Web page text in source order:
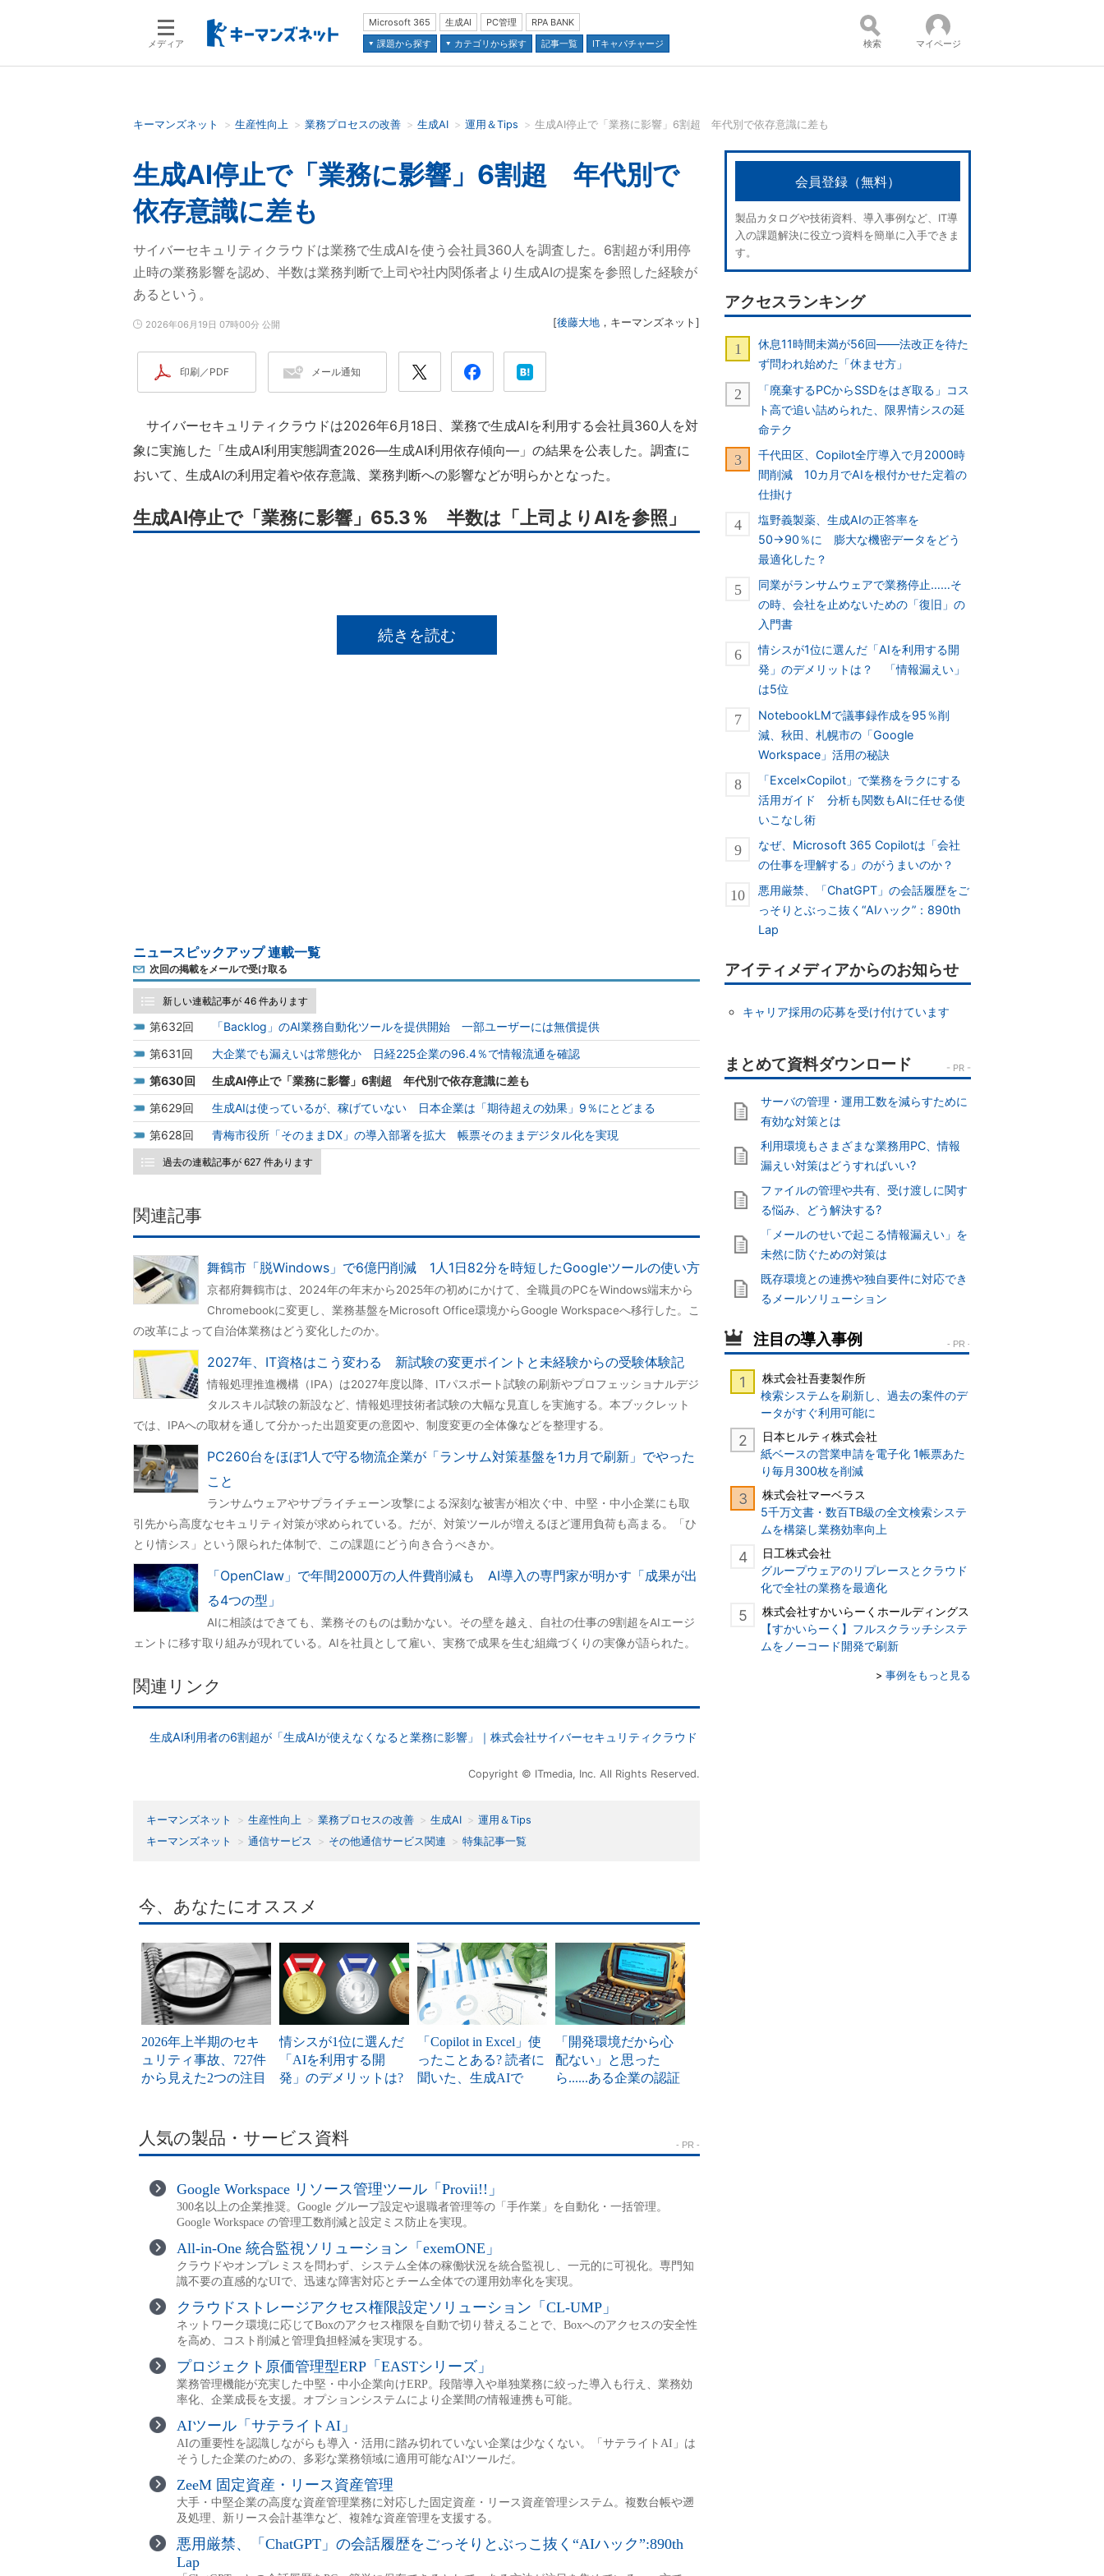
メディア
Microsoft 365 生成AI PC管理
RPA BANK
課題から探す
カテゴリから探す 記事一覧 ITキャパチャージ
検索語を入力してください コンテンツ：
並び順：
検索 マイページ
キーマンズネット 生産性向上 業務プロセスの改善 生成AI 運用＆Tips 生成AI停止で「業務に影響」6割超 年代別で依存意識に差も
生成AI停止で「業務に影響」6割超 年代別で
依存意識に差も
サイバーセキュリティクラウドは業務で生成AIを使う会社員360人を調査した。6割超が利用停
止時の業務影響を認め、半数は業務判断で上司や社内関係者より生成AIの提案を参照した経験が
あるという。
2026年06月19日 07時00分 公開 [後藤大地 ， キーマンズネット ]
印刷／PDF メール通知
サイバーセキュリティクラウドは2026年6月18日、業務で生成AIを利用する会社員360人を対
象に実施した「生成AI利用実態調査2026―生成AI利用依存傾向―」の結果を公表した。調査に
おいて、生成AIの利用定着や依存意識、業務判断への影響などが明らかとなった。
生成AI停止で「業務に影響」65.3％ 半数は「上司よりAIを参照」
続きを読む
ニュースピックアップ 連載一覧
次回の掲載をメールで受け取る
新しい連載記事が 46 件あります
632
「Backlog」のAI業務自動化ツールを提供開始 一部ユーザーには無償提供
631
大企業でも漏えいは常態化か 日経225企業の96.4％で情報流通を確認
630
生成AI停止で「業務に影響」6割超 年代別で依存意識に差も
629
生成AIは使っているが、稼げていない 日本企業は「期待超えの効果」9％にとどまる
628
青梅市役所「そのままDX」の導入部署を拡大 帳票そのままデジタル化を実現
過去の連載記事が 627 件あります
関連記事
舞鶴市「脱Windows」で6億円削減 1人1日82分を時短したGoogleツールの使い方
京都府舞鶴市は、2024年の年末から2025年の初めにかけて、全職員のPCをWindows端末から
Chromebookに変更し、業務基盤をMicrosoft Office環境からGoogle Workspaceへ移行した。こ
の改革によって自治体業務はどう変化したのか。
2027年、IT資格はこう変わる 新試験の変更ポイントと未経験からの受験体験記
情報処理推進機構（IPA）は2027年度以降、ITパスポート試験の刷新やプロフェッショナルデジ
タルスキル試験の新設など、情報処理技術者試験の大幅な見直しを実施する。本ブックレット
では、IPAへの取材を通して分かった出題変更の意図や、制度変更の全体像などを整理する。
PC260台をほぼ1人で守る物流企業が「ランサム対策基盤を1カ月で刷新」でやった
こと
ランサムウェアやサプライチェーン攻撃による深刻な被害が相次ぐ中、中堅・中小企業にも取
引先から高度なセキュリティ対策が求められている。だが、対策ツールが増えるほど運用負荷も高まる。「ひ
とり情シス」という限られた体制で、この課題にどう向き合うべきか。
「OpenClaw」で年間2000万の人件費削減も AI導入の専門家が明かす「成果が出
る4つの型」
AIに相談はできても、業務そのものは動かない。その壁を越え、自社の仕事の9割超をAIエージ
ェントに移す取り組みが現れている。AIを社員として雇い、実務で成果を生む組織づくりの実像が語られた。
関連リンク
生成AI利用者の6割超が「生成AIが使えなくなると業務に影響」｜株式会社サイバーセキュリティクラウド
Copyright © ITmedia, Inc. All Rights Reserved.
キーマンズネット 生産性向上 業務プロセスの改善 生成AI
運用＆Tips
キーマンズネット
通信サービス その他通信サービス関連 特集記事一覧
会員登録（無料）
製品カタログや技術資料、導入事例など、IT導
入の課題解決に役立つ資料を簡単に入手できま
す。
アクセスランキング
休息11時間未満が56回――法改正を待た
ず問われ始めた「休ませ方」
「廃棄するPCからSSDをはぎ取る」コス
ト高で追い詰められた、限界情シスの延
命テク
千代田区、Copilot全庁導入で月2000時
間削減 10カ月でAIを根付かせた定着の
仕掛け
塩野義製薬、生成AIの正答率を
50→90％に 膨大な機密データをどう
最適化した？
同業がランサムウェアで業務停止……そ
の時、会社を止めないための「復旧」の
入門書
情シスが1位に選んだ「AIを利用する開
発」のデメリットは？ 「情報漏えい」
は5位
NotebookLMで議事録作成を95％削
減、秋田、札幌市の「Google
Workspace」活用の秘訣
「Excel×Copilot」で業務をラクにする
活用ガイド 分析も関数もAIに任せる使
いこなし術
なぜ、Microsoft 365 Copilotは「会社
の仕事を理解する」のがうまいのか？
悪用厳禁、「ChatGPT」の会話履歴をご
っそりとぶっこ抜く“AIハック”：890th
Lap
アイティメディアからのお知らせ
キャリア採用の応募を受け付けています
サーバの管理・運用工数を減らすために
有効な対策とは
利用環境もさまざまな業務用PC、情報
漏えい対策はどうすればいい?
ファイルの管理や共有、受け渡しに関す
る悩み、どう解決する?
「メールのせいで起こる情報漏えい」を
未然に防ぐための対策は
既存環境との連携や独自要件に対応でき
るメールソリューション